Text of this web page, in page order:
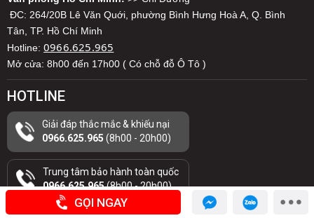
ĐC: 264/20B Lê Văn Quới, phường Bình Hưng Hoà A, Q. Bình
Tân, TP. Hồ Chí Minh
Hotline: 0966.625.965
Mở cửa: 8h00 đến 17h00 ( Có chỗ đỗ Ô Tô )
HOTLINE
Giải đáp thắc mắc & khiếu nại
0966.625.965 (8h00 - 20h00)
Trung tâm bảo hành toàn quốc
0966.625.965(8h00 - 20h00)
GỌI NGAY